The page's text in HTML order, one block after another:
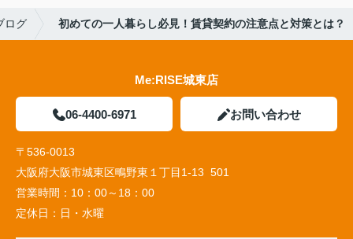
ログ 初めての一人暮らし必見！賃貸契約の注意点と対策とは？
Me:RISE城東店
06-4400-6971 お問い合わせ
〒536-0013
大阪府大阪市城東区鴫野東１丁目1-13 501
営業時間： 10：00～18：00
定休日： 日・水曜